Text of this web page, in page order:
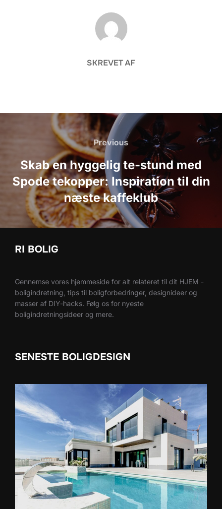
FORFATTER
SKREVET AF
Indlægsnavigation
Previous
Previous
Skab en hyggelig te-stund med
Spode tekopper: Inspiration til din
næste kaffeklub
RI BOLIG
Gennemse vores hjemmeside for alt relateret til dit HJEM -
boligindretning, tips til boligforbedringer, designideer og
masser af DIY-hacks. Følg os for nyeste
boligindretningsideer og mere.
SENESTE BOLIGDESIGN